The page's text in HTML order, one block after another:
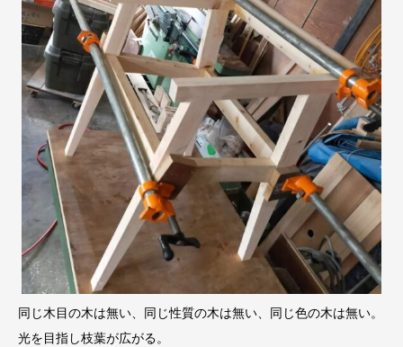
同じ木目の木は無い、同じ性質の木は無い、同じ色の木は無い。
光を目指し枝葉が広がる。